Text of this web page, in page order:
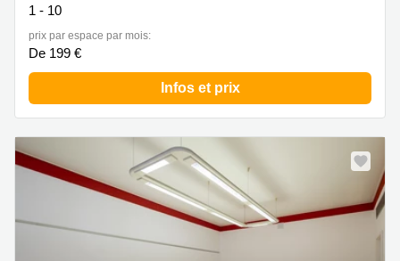
1 - 10
prix par espace par mois:
De 199 €
Infos et prix